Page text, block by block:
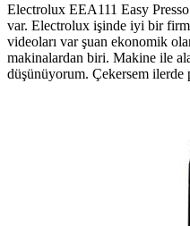
Electrolux EEA111 Easy
var. Electrolux işinde iyi bir
videoları var şuan ekonomik
makinalardan biri. Makine ile
düşünüyorum. Çekersem ilerde